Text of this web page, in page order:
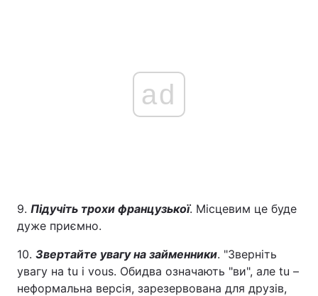
ad
9. Підучіть трохи французької. Місцевим це буде
дуже приємно.
10. Звертайте увагу на займенники. "Зверніть
увагу на tu і vous. Обидва означають "ви", але tu –
неформальна версія, зарезервована для друзів,